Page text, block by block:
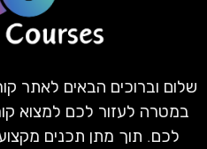
שלום וברוכים הבאים לאתר
במטרה לעזור לכם למצוא
לכם. תוך מתן תכנים